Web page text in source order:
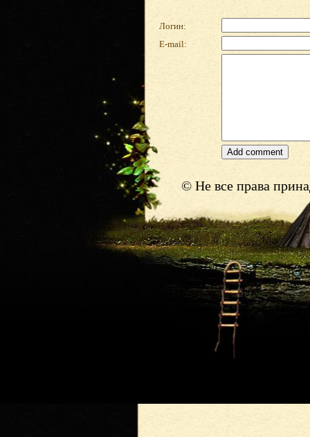
Логин:
E-mail:
© Не все права